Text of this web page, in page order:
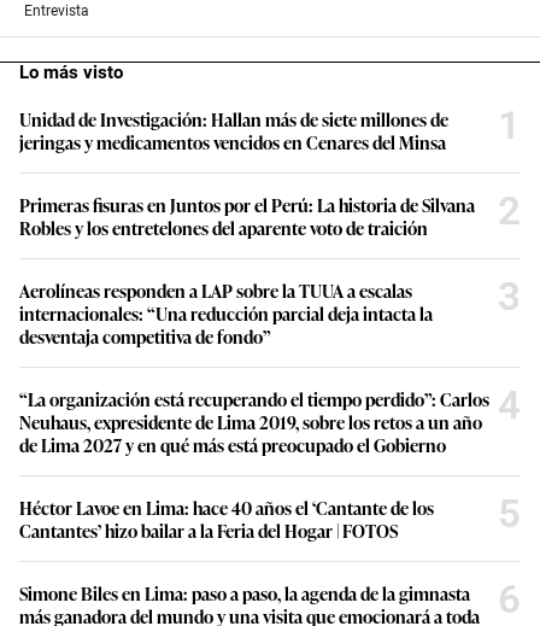
Entrevista
Lo más visto
Unidad de Investigación: Hallan más de siete millones de
jeringas y medicamentos vencidos en Cenares del Minsa
1
Primeras fisuras en Juntos por el Perú: La historia de Silvana
Robles y los entretelones del aparente voto de traición
2
Aerolíneas responden a LAP sobre la TUUA a escalas
internacionales: “Una reducción parcial deja intacta la
desventaja competitiva de fondo”
3
“La organización está recuperando el tiempo perdido”: Carlos
Neuhaus, expresidente de Lima 2019, sobre los retos a un año
de Lima 2027 y en qué más está preocupado el Gobierno
4
Héctor Lavoe en Lima: hace 40 años el ‘Cantante de los
Cantantes’ hizo bailar a la Feria del Hogar | FOTOS
5
Simone Biles en Lima: paso a paso, la agenda de la gimnasta
más ganadora del mundo y una visita que emocionará a toda
6